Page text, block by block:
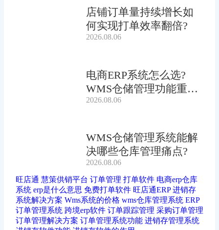
店铺订单量持续增长如
何实现打单效率翻倍?
2026.08.06
电商ERP系统怎么选?
WMS仓储管理功能重要
吗?
2026.08.06
WMS仓储管理系统能解
决哪些仓库管理痛点?
2026.08.06
旺店通 慧策供销平台 订单管理 打单软件 电商erp仓库
系统 erp是什么意思 免费打单软件 旺店通ERP 进销存
系统解决方案 Wms系统的价格 wms仓库管理系统 ERP
订单管理系统 跨境erp软件 订单跟踪管理 采购订单管理
订单管理解决方案 订单管理系统功能 进销存管理系统